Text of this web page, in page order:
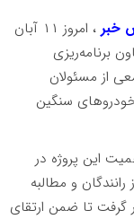
خبر
، امروز ۱۱ آبان
برنامه‌ریزی
از مسئولان
سنگین
این پروژه در
و مطالبه
گرفت تا ضمن ارتقای